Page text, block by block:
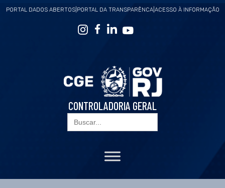
PORTAL DADOS ABERTOS| PORTAL DA TRANSPARÊNCA| ACESSO À INFORMAÇÃO
CONTROLADORIA GERAL
Search
for: